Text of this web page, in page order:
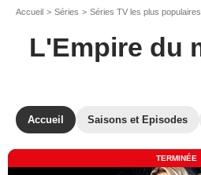
Accueil Séries Séries TV les plus populaires
L'Empire du
Accueil Saisons et Episodes
TERMINÉE